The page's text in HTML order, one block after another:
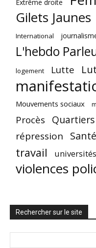
Extrême droite
Gilets Jaunes
International
L'hebdo
logement
Lutte
Mouvements sociaux
Procès
répression Santé
travail universités
violences
Rechercher sur le site